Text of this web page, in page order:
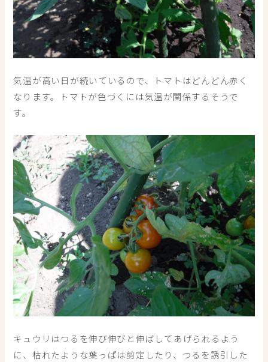
気温が高い日が続いているので、トマトはどんどん赤く
なります。トマトが色づくには気温が関係するそうで
す。
キュウリはつるを伸び伸びと伸ばしてあげられるよう
に、枯れたような葉っぱは剪定したり、つるを誘引した